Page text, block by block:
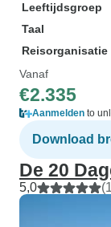
Leeftijdsgroep
Taal
Reisorganisatie
Vanaf
€2.335
Aanmelden to
Download
De 20
5,0